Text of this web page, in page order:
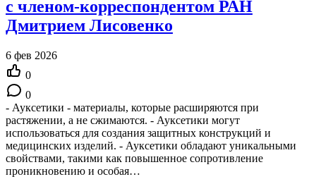
с членом-корреспондентом РАН
Дмитрием Лисовенко
6 фев 2026
0
0
- Ауксетики - материалы, которые расширяются при
растяжении, а не сжимаются. - Ауксетики могут
использоваться для создания защитных конструкций и
медицинских изделий. - Ауксетики обладают уникальными
свойствами, такими как повышенное сопротивление
проникновению и особая…